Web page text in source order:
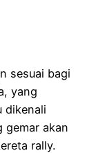
sesuai bagi
yang
dikenali
gemar akan
rally.